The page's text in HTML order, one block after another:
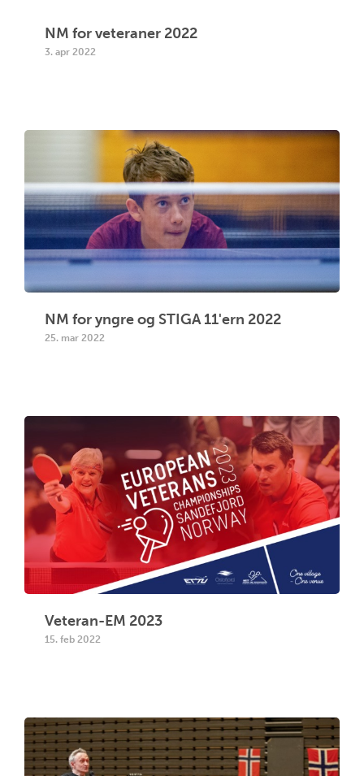
NM for veteraner 2022
3. apr 2022
NM for yngre og STIGA 11'ern 2022
25. mar 2022
Veteran-EM 2023
15. feb 2022